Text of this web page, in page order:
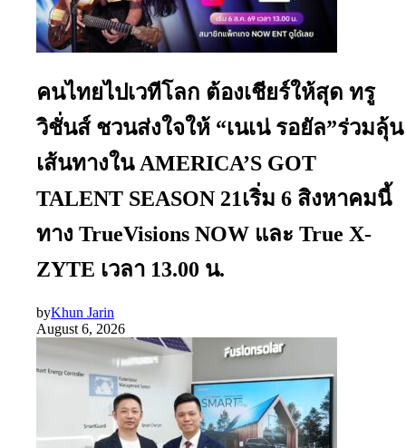
คนไทยไปเวทีโลก ต้องเชียร์ให้สุด ทรู
วิชั่นส์ ชวนส่งใจให้ “เนเน่ รอยัล”ร่วมลุ้น
เส้นทางใน AMERICA’S GOT
TALENT SEASON 21เริ่ม 6 สิงหาคมนี้
ทาง TrueVisions NOW และ True X-
ZYTE เวลา 13.00 น.
byKhun Jarin
August 6, 2026